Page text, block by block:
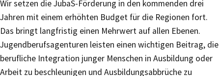
Wir setzen die JubaS-Förderung in den kommenden drei
Jahren mit einem erhöhten Budget für die Regionen fort.
Das bringt langfristig einen Mehrwert auf allen Ebenen.
Jugendberufsagenturen leisten einen wichtigen Beitrag, die
berufliche Integration junger Menschen in Ausbildung oder
Arbeit zu beschleunigen und Ausbildungsabbrüche zu